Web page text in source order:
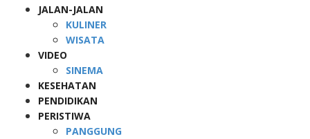
JALAN-JALAN
KULINER
WISATA
VIDEO
SINEMA
KESEHATAN
PENDIDIKAN
PERISTIWA
PANGGUNG